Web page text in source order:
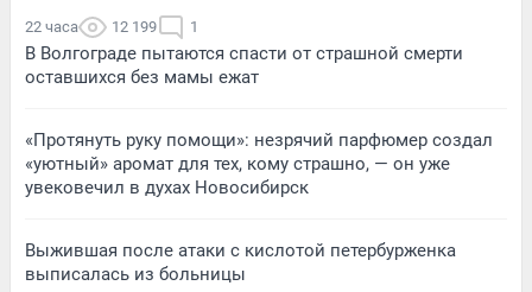
22 часа 12 199 1
В Волгограде пытаются спасти от страшной смерти
оставшихся без мамы ежат
«Протянуть руку помощи»: незрячий парфюмер создал
«уютный» аромат для тех, кому страшно, — он уже
увековечил в духах Новосибирск
Выжившая после атаки с кислотой петербурженка
выписалась из больницы